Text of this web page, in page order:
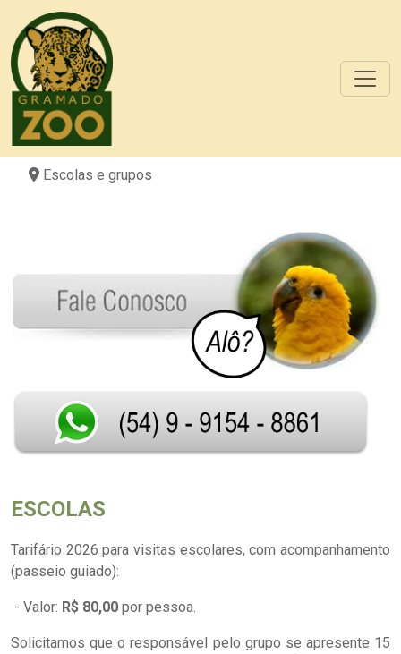
Escolas e grupos
ESCOLAS
Tarifário 2026 para visitas escolares, com acompanhamento
(passeio guiado):
- Valor: R$ 80,00 por pessoa.
Solicitamos que o responsável pelo grupo se apresente 15